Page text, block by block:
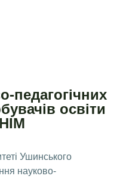
педагогічних
освіти
Ушинського
науково-